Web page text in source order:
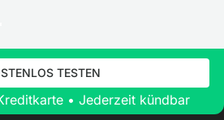
TESTEN
• Jederzeit kündbar